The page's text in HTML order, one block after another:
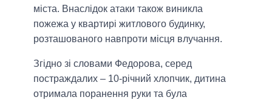
міста. Внаслідок атаки також виникла
пожежа у квартирі житлового будинку,
розташованого навпроти місця влучання.
Згідно зі словами Федорова, серед
постраждалих – 10-річний хлопчик, дитина
отримала поранення руки та була